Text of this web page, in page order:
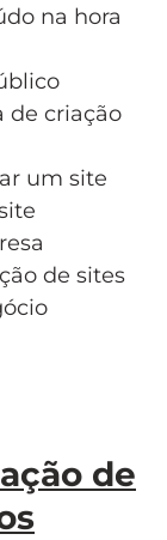
na hora
de criação
um site
de sites
de